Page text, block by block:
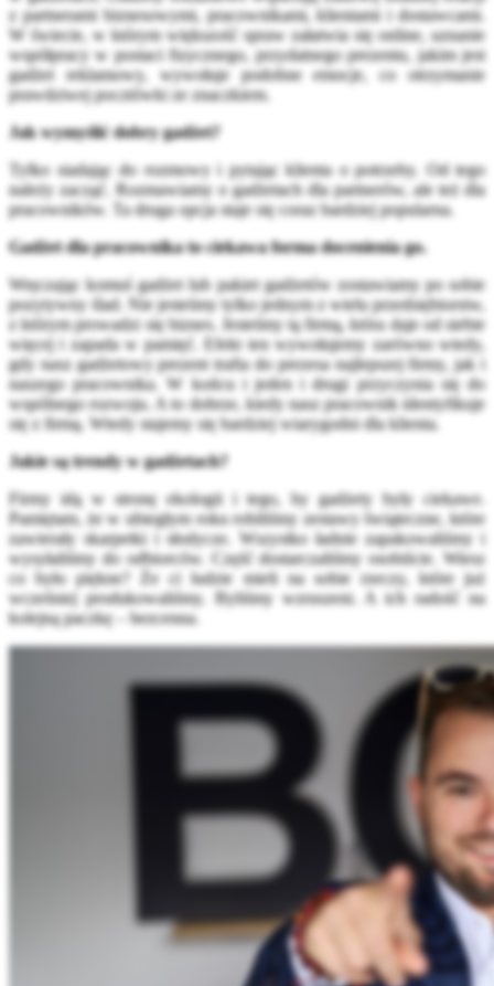
z partnerami biznesowymi, pracownikami, klientami i dostawcami.
W świecie, w którym większość spraw załatwia się online, uznanie
współpracy w postaci fizycznego, przydatnego prezentu, jakim jest
gadżet reklamowy, wywołuje podobne emocje, co otrzymanie
prawdziwej pocztówki ze znaczkiem.
Jak wymyślić dobry gadżet?
Tylko siadając do rozmowy i pytając klienta o potrzeby. Od tego
należy zacząć. Rozmawiamy o gadżetach dla partnerów, ale też dla
pracowników. Ta druga opcja staje się coraz bardziej popularna.
Gadżet dla pracownika to ciekawa forma docenienia go.
Wręczając komuś gadżet lub pakiet gadżetów zostawiamy po sobie
pozytywny ślad. Nie jesteśmy tylko jednym z wielu przedsiębiorstw,
z którym prowadzi się biznes. Jesteśmy tą firmą, która daje od siebie
więcej i zapada w pamięć. Efekt ten wywołujemy zarówno wtedy,
gdy nasz gadżetowy prezent trafia do prezesa najlepszej firmy, jak i
naszego pracownika. W końcu i jeden i drugi przyczynia się do
wspólnego rozwoju. A to dobrze, kiedy nasz pracownik identyfikuje
się z firmą. Wtedy stajemy się bardziej wiarygodni dla klienta.
Jakie są trendy w gadżetach?
Firmy idą w stronę ekologii i tego, by gadżety były ciekawe.
Pamiętam, że w ubiegłym roku robiliśmy zestawy świąteczne, które
zawierały skarpetki i słodycze. Wszystko ładnie zapakowaliśmy i
wysyłaliśmy do odbiorców. Część dostarczaliśmy osobiście. Wiesz
co było piękne? Że ci ludzie mieli na sobie rzeczy, które już
wcześniej produkowaliśmy. Byliśmy wzruszeni. A ich radość na
kolejną paczkę – bezcenna.